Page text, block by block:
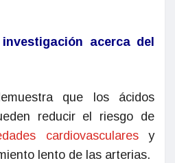
acerca del
que los ácidos
reducir el riesgo de
cardiovascularesy
lento de las arterias.